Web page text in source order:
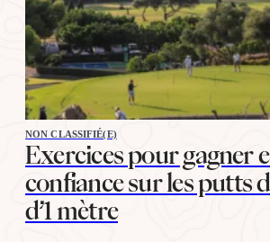
NON CLASSIFIÉ(E)
Exercices pour gagner
confiance sur les putts
d’1 mètre